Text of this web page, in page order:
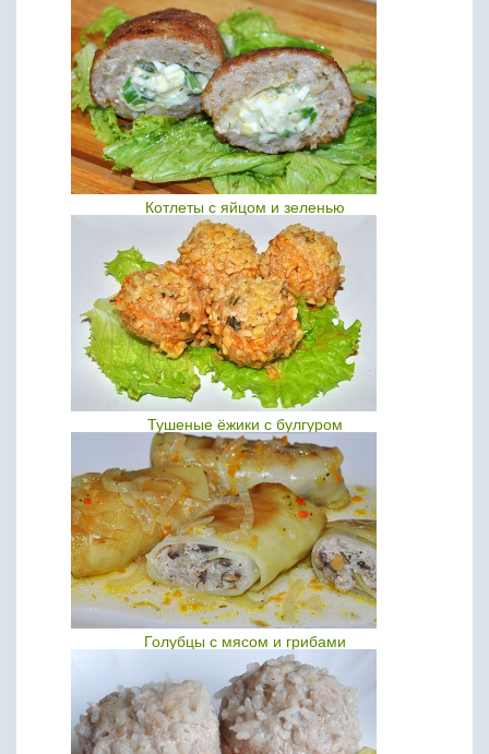
Котлеты с яйцом и зеленью
Тушеные ёжики с булгуром
Голубцы с мясом и грибами